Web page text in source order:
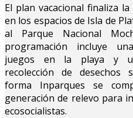
El plan vacacional finaliza
en los espacios de Isla de
al Parque Nacional
programación incluye
juegos en la playa y
recolección de desechos
forma Inparques se
generación de relevo para
ecosocialistas.